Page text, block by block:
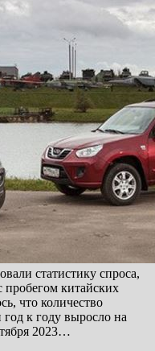
статистику спроса,
китайских
что количество
к году выросло на
2023…